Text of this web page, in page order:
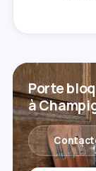
Porte
à